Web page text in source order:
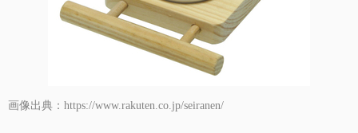
画像出典：https://www.rakuten.co.jp/seiranen/